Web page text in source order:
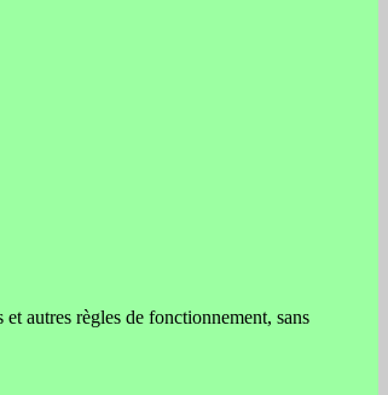
autres règles de fonctionnement, sans